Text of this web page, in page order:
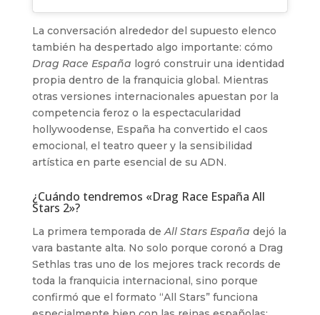
La conversación alrededor del supuesto elenco
también ha despertado algo importante: cómo
Drag Race España logró construir una identidad
propia dentro de la franquicia global. Mientras
otras versiones internacionales apuestan por la
competencia feroz o la espectacularidad
hollywoodense, España ha convertido el caos
emocional, el teatro queer y la sensibilidad
artística en parte esencial de su ADN.
¿Cuándo tendremos «Drag Race España All
Stars 2»?
La primera temporada de All Stars España dejó la
vara bastante alta. No solo porque coronó a Drag
Sethlas tras uno de los mejores track records de
toda la franquicia internacional, sino porque
confirmó que el formato “All Stars” funciona